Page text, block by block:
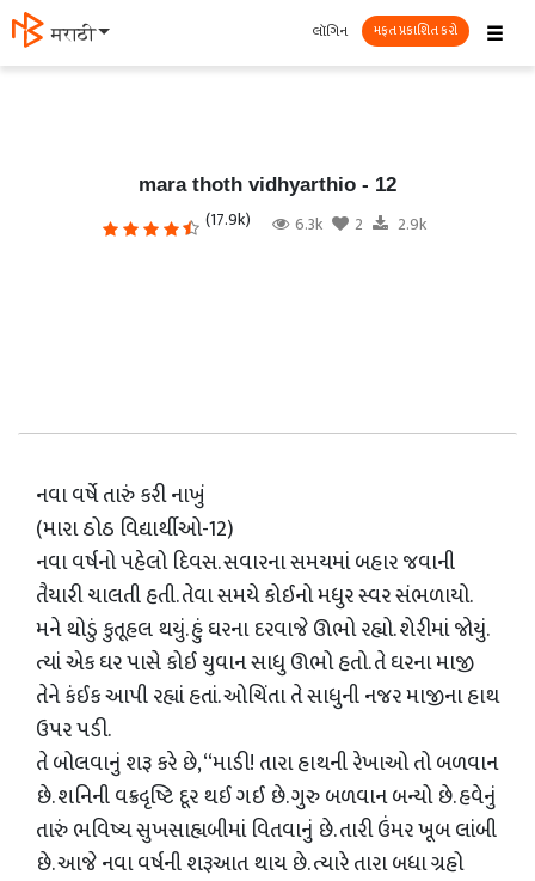
मराठी ☰
લૉગિન મફત પ્રકાશિત કરો
mara thoth vidhyarthio - 12
(17.9k) 6.3k 2 2.9k
નવા વર્ષે તારું કરી નાખું
(મારા ઠોઠ વિદ્યાર્થીઓ-12)
નવા વર્ષનો પહેલો દિવસ. સવારના સમયમાં બહાર જવાની
તૈયારી ચાલતી હતી. તેવા સમયે કોઈનો મધુર સ્‍વર સંભળાયો.
મને થોડું કુતૂહલ થયું. હું ઘરના દરવાજે ઊભો રહ્યો. શેરીમાં જોયું.
ત્‍યાં એક ઘર પાસે કોઈ યુવાન સાધુ ઊભો હતો. તે ઘરના માજી
તેને કંઈક આપી રહ્યાં હતાં. ઓચિંતા તે સાધુની નજર માજીના હાથ
ઉપર પડી.
તે બોલવાનું શરૂ કરે છે, ‘‘માડી! તારા હાથની રેખાઓ તો બળવાન
છે. શનિની વક્રદૃષ્‍ટિ દૂર થઈ ગઈ છે. ગુરુ બળવાન બન્‍યો છે. હવેનું
તારું ભવિષ્‍ય સુખસાહ્યબીમાં વિતવાનું છે. તારી ઉંમર ખૂબ લાંબી
છે. આજે નવા વર્ષની શરૂઆત થાય છે. ત્‍યારે તારા બધા ગ્રહો